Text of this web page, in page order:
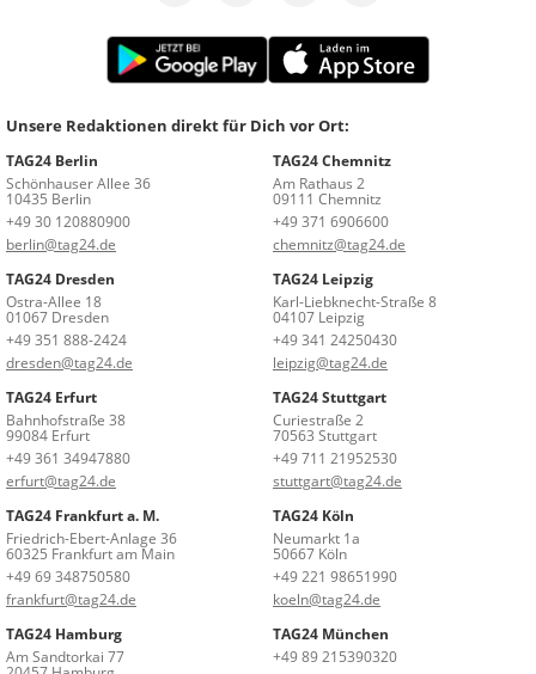
Unsere Redaktionen direkt für Dich vor Ort:
TAG24 Berlin
Schönhauser Allee 36
10435 Berlin
+49 30 120880900
berlin@tag24.de
TAG24 Chemnitz
Am Rathaus 2
09111 Chemnitz
+49 371 6906600
chemnitz@tag24.de
TAG24 Dresden
Ostra-Allee 18
01067 Dresden
+49 351 888-2424
dresden@tag24.de
TAG24 Leipzig
Karl-Liebknecht-Straße 8
04107 Leipzig
+49 341 24250430
leipzig@tag24.de
TAG24 Erfurt
Bahnhofstraße 38
99084 Erfurt
+49 361 34947880
erfurt@tag24.de
TAG24 Stuttgart
Curiestraße 2
70563 Stuttgart
+49 711 21952530
stuttgart@tag24.de
TAG24 Frankfurt a. M.
Friedrich-Ebert-Anlage 36
60325 Frankfurt am Main
+49 69 348750580
frankfurt@tag24.de
TAG24 Köln
Neumarkt 1a
50667 Köln
+49 221 98651990
koeln@tag24.de
TAG24 Hamburg
Am Sandtorkai 77
TAG24 München
+49 89 215390320